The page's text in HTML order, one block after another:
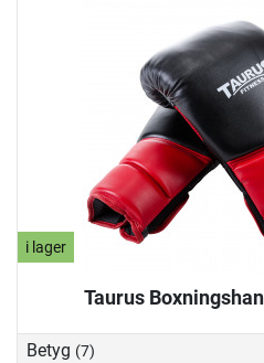
i lager
Taurus
Betyg (7)